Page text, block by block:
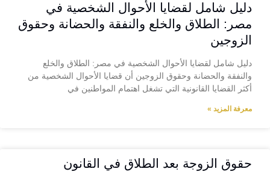
دليل شامل لقضايا الأحوال الشخصية في
مصر: الطلاق والخلع والنفقة والحضانة وحقوق
الزوجين
دليل شامل لقضايا الأحوال الشخصية في مصر: الطلاق والخلع
والنفقة والحضانة وحقوق الزوجين أن قضايا الأحوال الشخصية من
أكثر القضايا القانونية التي تشغل اهتمام المواطنين في
معرفة المزيد »
حقوق الزوجة بعد الطلاق في القانون